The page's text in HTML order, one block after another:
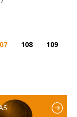
108
109